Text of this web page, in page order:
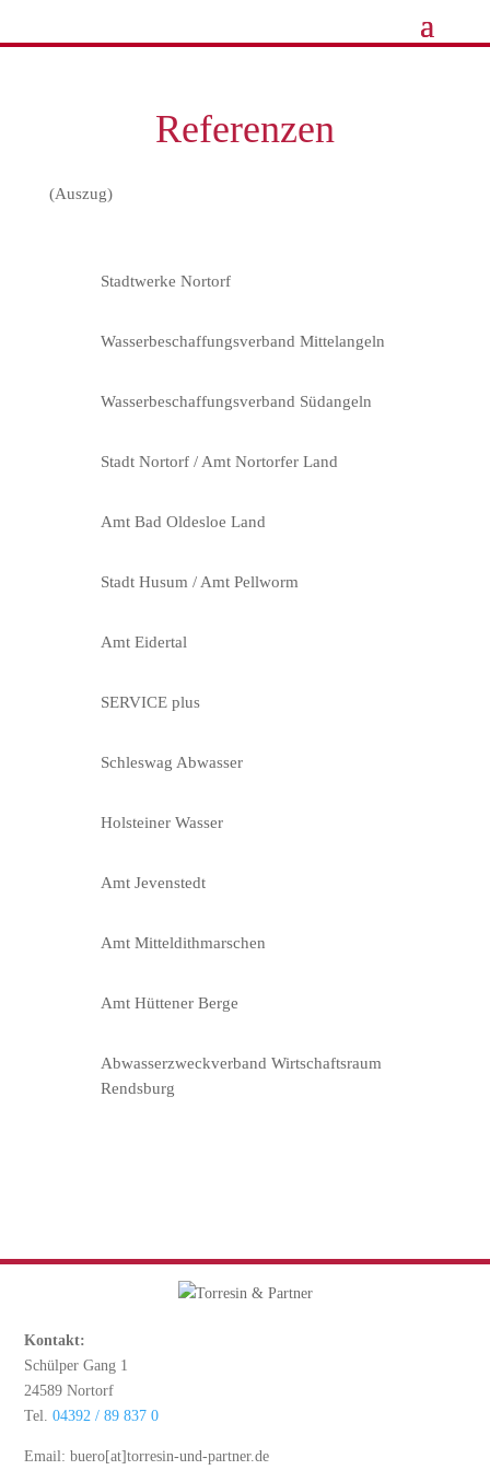
Referenzen
(Auszug)
Stadtwerke Nortorf
Wasserbeschaffungsverband Mittelangeln
Wasserbeschaffungsverband Südangeln
Stadt Nortorf / Amt Nortorfer Land
Amt Bad Oldesloe Land
Stadt Husum / Amt Pellworm
Amt Eidertal
SERVICE plus
Schleswag Abwasser
Holsteiner Wasser
Amt Jevenstedt
Amt Mitteldithmarschen
Amt Hüttener Berge
Abwasserzweckverband Wirtschaftsraum
Rendsburg
Kontakt:
Schülper Gang 1
24589 Nortorf
Tel.04392 / 89 837 0
Email: buero[at]torresin-und-partner.de